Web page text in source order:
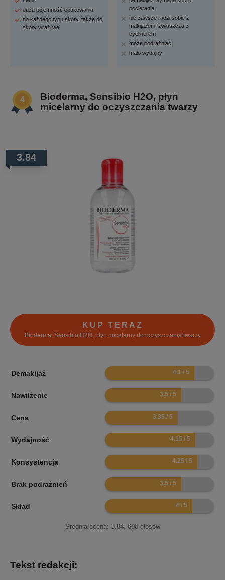
duża pojemność opakowania
do każdego typu skóry, także do
skóry wrażliwej
pocierania
nie zawsze radzi sobie z
makijażem, zwłaszcza z
eyelinerem
może podrażniać
mało wydajny
Bioderma, Sensibio H2O, płyn
micelarny do oczyszczania twarzy
3.84
KUP TERAZ
Bioderma, Sensibio H2O, płyn micelarny do oczyszczania twarzy
Demakijaż 8.2
Nawilżenie 7
Cena 6.7
Wydajność 8.3
Konsystencja 8.5
Brak podrażnień 7
Skład 8
Średnia ocena: 3.84, 600głosów
Tekst redakcji: